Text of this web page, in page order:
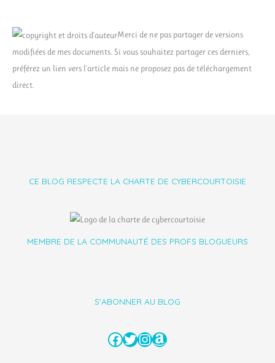
Merci de ne pas partager de versions
modifiées de mes documents. Si vous souhaitez partager ces derniers,
préférez un lien vers l'article mais ne proposez pas de téléchargement
direct.
CE BLOG RESPECTE LA CHARTE DE CYBERCOURTOISIE
MEMBRE DE LA COMMUNAUTÉ DES PROFS BLOGUEURS
S'ABONNER AU BLOG
Facebook
Twitter
Instagram
Amazon